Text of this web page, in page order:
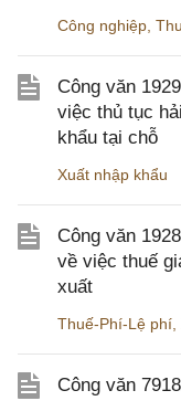
Công nghiệp
Công văn
việc thủ tục
khẩu tại chỗ
Xuất nhập khẩu
Công văn
về việc thuế
xuất
Thuế-Phí-Lệ phí
Công văn